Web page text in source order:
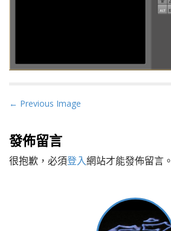
P
s
t
n
← Previous Image
發佈留言
很抱歉，必須登入網站才能發佈留言。